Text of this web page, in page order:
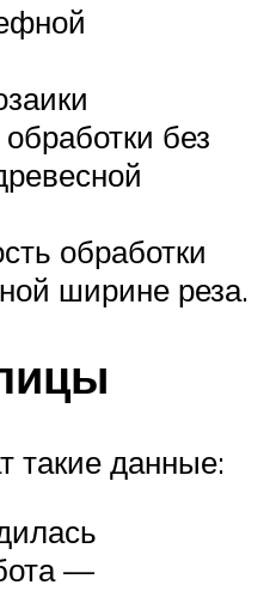
без
обработки
ширине реза.
такие данные:
—